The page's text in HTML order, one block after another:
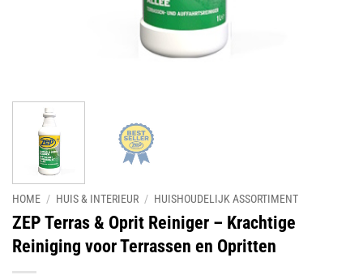
HOME / HUIS & INTERIEUR / HUISHOUDELIJK ASSORTIMENT
ZEP Terras & Oprit Reiniger – Krachtige
Reiniging voor Terrassen en Opritten